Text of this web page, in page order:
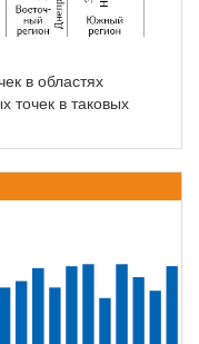
в областях
точек в таковых